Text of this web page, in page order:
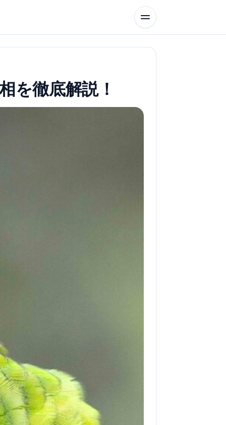
を徹底解説！